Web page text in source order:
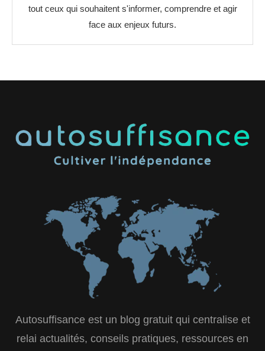
tout ceux qui souhaitent s'informer, comprendre et agir
face aux enjeux futurs.
Autosuffisance est un blog gratuit qui centralise et
relai actualités, conseils pratiques, ressources en